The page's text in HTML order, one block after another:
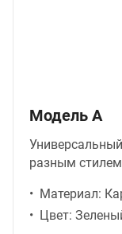
Модель А
разным
Материал:
Цвет: